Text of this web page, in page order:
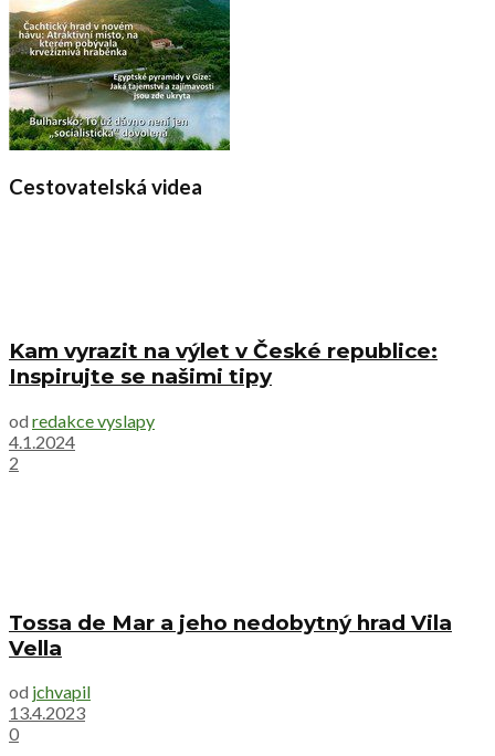
Cestovatelská videa
Kam vyrazit na výlet v České republice:
Inspirujte se našimi tipy
od redakce vyslapy
4.1.2024
2
Tossa de Mar a jeho nedobytný hrad Vila
Vella
od jchvapil
13.4.2023
0